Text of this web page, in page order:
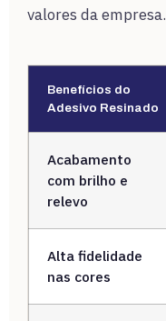
valores da empresa.
Benefícios do
Adesivo Resinado
Acabamento
com brilho e
relevo
Alta fidelidade
nas cores